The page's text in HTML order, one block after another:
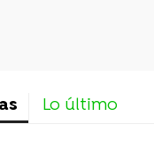
Lo último